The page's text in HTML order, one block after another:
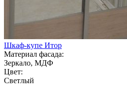
Шкаф-купе Итор
Материал фасада:
Зеркало, МДФ
Цвет:
Светлый